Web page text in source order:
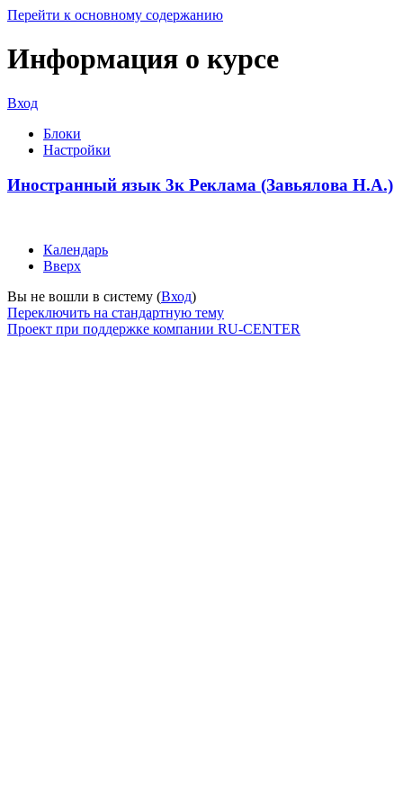
Перейти к основному содержанию
Информация о курсе
Вход
Блоки
Настройки
Иностранный язык 3к Реклама (Завьялова Н.А.)
Календарь
Вверх
Вы не вошли в систему (Вход)
Переключить на стандартную тему
Проект при поддержке компании RU-CENTER